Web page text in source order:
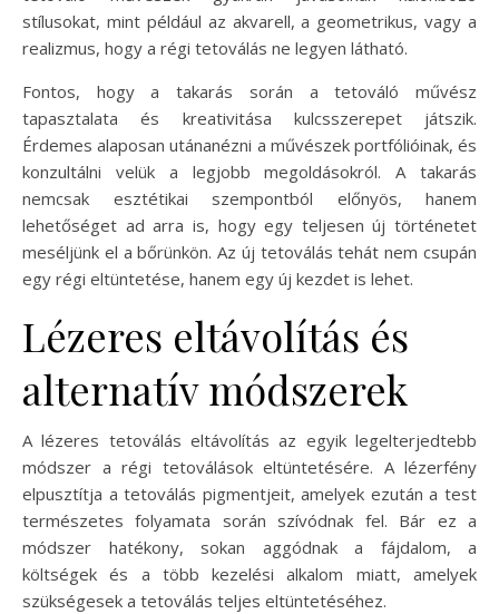
stílusokat, mint például az akvarell, a geometrikus, vagy a
realizmus, hogy a régi tetoválás ne legyen látható.
Fontos, hogy a takarás során a tetováló művész
tapasztalata és kreativitása kulcsszerepet játszik.
Érdemes alaposan utánanézni a művészek portfólióinak, és
konzultálni velük a legjobb megoldásokról. A takarás
nemcsak esztétikai szempontból előnyös, hanem
lehetőséget ad arra is, hogy egy teljesen új történetet
meséljünk el a bőrünkön. Az új tetoválás tehát nem csupán
egy régi eltüntetése, hanem egy új kezdet is lehet.
Lézeres eltávolítás és
alternatív módszerek
A lézeres tetoválás eltávolítás az egyik legelterjedtebb
módszer a régi tetoválások eltüntetésére. A lézerfény
elpusztítja a tetoválás pigmentjeit, amelyek ezután a test
természetes folyamata során szívódnak fel. Bár ez a
módszer hatékony, sokan aggódnak a fájdalom, a
költségek és a több kezelési alkalom miatt, amelyek
szükségesek a tetoválás teljes eltüntetéséhez.